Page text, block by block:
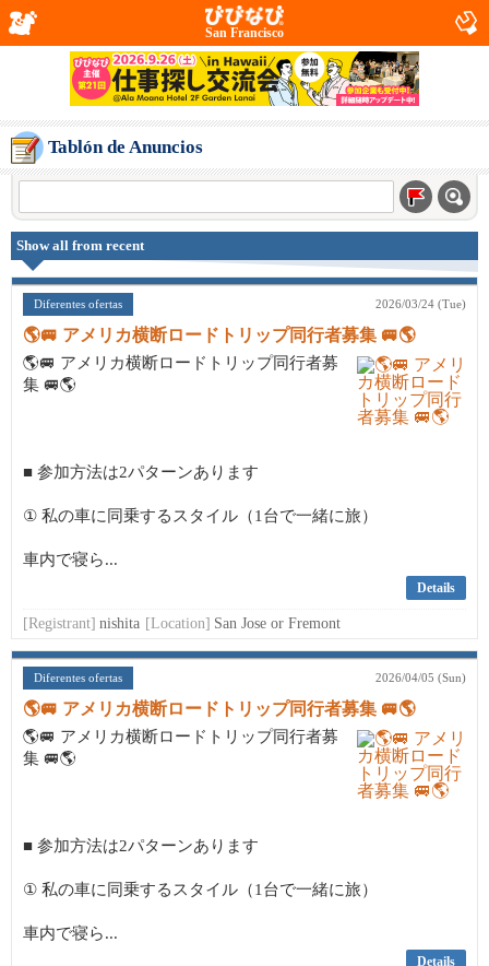
San Francisco
Tablón de Anuncios
Show all from recent
Diferentes ofertas 2026/03/24 (Tue)
🌎🚐 アメリカ横断ロードトリップ同行者募集 🚐🌎
🌎🚐 アメリカ横断ロードトリップ同行者募
集 🚐🌎
■ 参加方法は2パターンあります
① 私の車に同乗するスタイル（1台で一緒に旅）
車内で寝ら...
Details
[Registrant] nishita [Location] San Jose or Fremont
Diferentes ofertas 2026/04/05 (Sun)
🌎🚐 アメリカ横断ロードトリップ同行者募集 🚐🌎
🌎🚐 アメリカ横断ロードトリップ同行者募
集 🚐🌎
■ 参加方法は2パターンあります
① 私の車に同乗するスタイル（1台で一緒に旅）
車内で寝ら...
Details